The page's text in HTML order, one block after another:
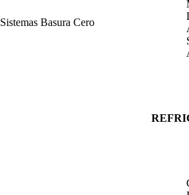
Sistemas Basura Cero